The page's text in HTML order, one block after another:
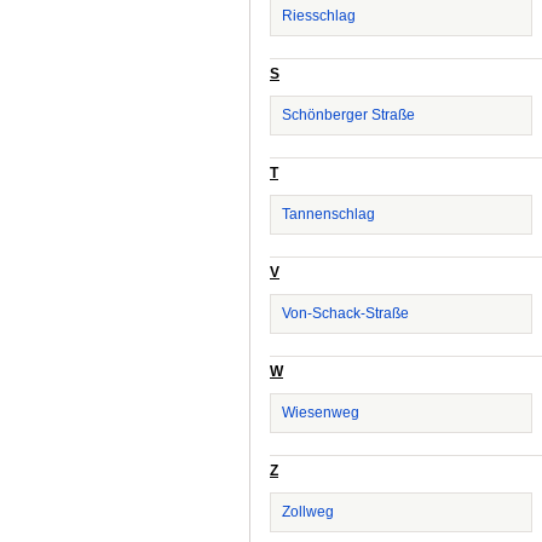
Riesschlag
S
Schönberger Straße
T
Tannenschlag
V
Von-Schack-Straße
W
Wiesenweg
Z
Zollweg